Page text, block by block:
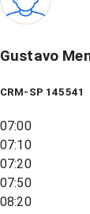
Gustavo
CRM-SP 145541
07:00
07:10
07:20
07:50
08:20